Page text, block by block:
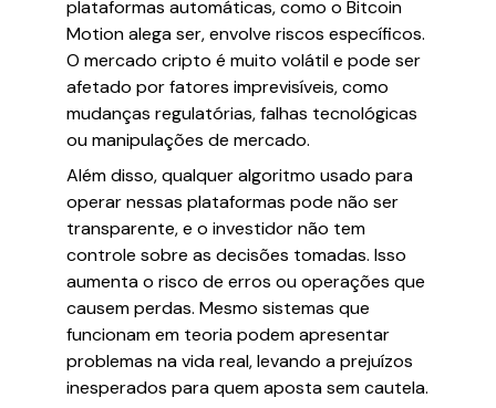
plataformas automáticas, como o Bitcoin
Motion alega ser, envolve riscos específicos.
O mercado cripto é muito volátil e pode ser
afetado por fatores imprevisíveis, como
mudanças regulatórias, falhas tecnológicas
ou manipulações de mercado.
Além disso, qualquer algoritmo usado para
operar nessas plataformas pode não ser
transparente, e o investidor não tem
controle sobre as decisões tomadas. Isso
aumenta o risco de erros ou operações que
causem perdas. Mesmo sistemas que
funcionam em teoria podem apresentar
problemas na vida real, levando a prejuízos
inesperados para quem aposta sem cautela.